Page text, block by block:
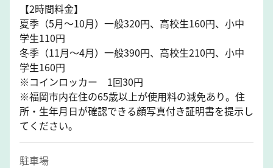
【2時間料金】
夏季（5月～10月）一般320円、高校生160円、小中
学生110円
冬季（11月～4月）一般390円、高校生210円、小中
学生160円
※コインロッカー 1回30円
※福岡市内在住の65歳以上が使用料の減免あり。住
所・生年月日が確認できる顔写真付き証明書を提示し
てください。
駐車場